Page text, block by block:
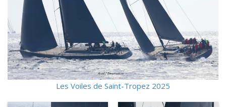
Les Voiles de Saint-Tropez 2025